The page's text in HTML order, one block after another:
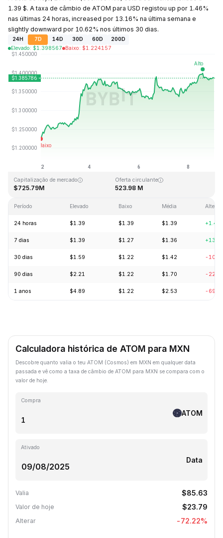
1.39 $. A taxa de câmbio de ATOM para USD registou up por 1.46%
nas últimas 24 horas, increased por 13.16% na última semana e
slightly downward por 10.62% nos últimos 30 dias.
24H 7D 14D 30D 60D
200D
Elevado: $1.398567 Baixo: $1.224157
Última atualização: 2026-08-09, 01:13 GMT+0
Capitalização de mercado
$725.79M
Oferta circulante
523.98 M
Período Elevado Baixo Média Alterar
24 horas $1.39 $1.39 $1.39
7 dias $1.39 $1.27 $1.36
30 dias $1.59 $1.22 $1.42 -
90 dias $2.21 $1.22 $1.70 -
1 anos $4.89 $1.22 $2.53 -
Calculadora histórica de ATOM para MXN
Descobre quanto valia o teu ATOM (Cosmos) em MXN em qualquer data
passada e vê como a taxa de câmbio de ATOM para MXN se compara com o
valor de hoje.
Compra
ATOM
Ativado
Data
Valia $85.63
Valor de hoje $23.79
Alterar -72.22%